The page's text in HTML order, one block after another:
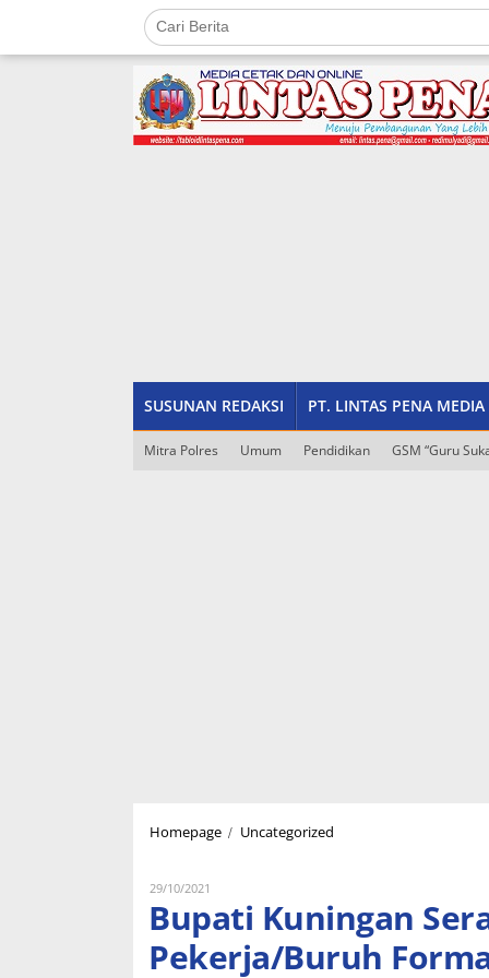
SUSUNAN REDAKSI PT. LINTAS PENA MEDIA
Mitra Polres Umum Pendidikan GSM “Guru
Homepage / Uncategorized
Sembako
Bagi
Pekerja/Buruh
Formal
29/10/2021
Lukman
Nugraha
Bupati Kuningan
Pekerja/Buruh